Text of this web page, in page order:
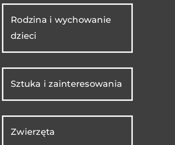
Rodzina i wychowanie
dzieci
Sztuka i zainteresowania
Zwierzęta